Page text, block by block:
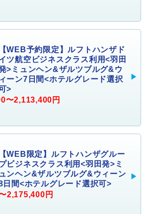
【WEB予約限定】ルフトハンザド
ツ航空ビジネスクラス利用<羽田
>ミュンヘン&ザルツブルグ&ウ
ィーン7日間<ホテルグレード選択
>
〜2,113,400円
【WEB限定】ルフトハンザグルー
ビジネスクラス利用<羽田発>ミ
ュンヘン&ザルツブルグ&ウィーン
日間<ホテルグレード選択可>
2,175,400円